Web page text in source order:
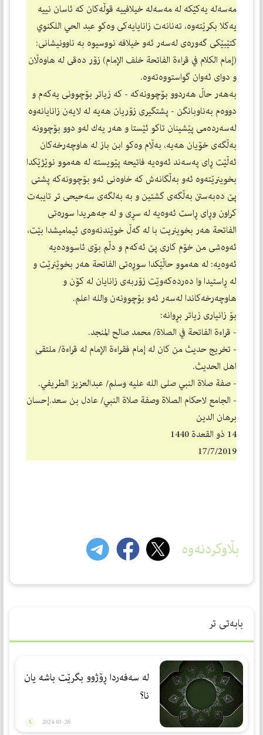
مه‌سه‌له‌ یه‌كێكه‌ له‌ مه‌سه‌له‌ خیلافییه‌ قوڵه‌كان كه‌ ئاسان نییه‌
یه‌كلا بكرێته‌وه‌، ته‌نانه‌ت زانایایه‌كی وه‌كو عبد الحي اللكنوي
كتێبێكی گه‌وره‌ی له‌سه‌ر ئه‌و خیلافه‌ نووسیوه‌ به‌ ناوونیشانی:
(إمام الكلام في قراءة الفاتحة خلف الإمام) زۆر ده‌قی له‌ هاوه‌ڵان
و دوای ئه‌وان گواستووه‌ته‌وه‌.
به‌هه‌ر حاڵ هه‌ردوو بۆچوونه‌كه‌ - كه‌ زیاتر بۆچوونی یه‌كه‌م و
دووه‌م به‌ناوبانگن - پشتگیری زۆریان هه‌یه‌ له‌ لایه‌ن زانایانه‌وه‌
له‌سه‌رده‌می پێشینان تاكو ئێستا و هه‌ر یه‌ك له‌و دوو بۆچوونه‌
به‌ڵگه‌ی خۆیان هه‌یه‌، به‌ڵام وه‌كو ابن باز له‌ هاوچه‌رخه‌كان
ئه‌ڵێت ڕای په‌سه‌ند ئه‌وه‌یه‌ فاتیحه‌ پێویسته‌ له‌ هه‌موو نوێژێكدا
بخوینرێته‌وه‌ ئه‌و به‌ڵگانه‌ش كه‌ خاوه‌نی ئه‌و بۆچوونه‌كه‌ پشتی
پێ ده‌به‌ستن به‌ڵگه‌ی گشتین و به‌ به‌لگه‌ی سه‌حیحی تر تایبه‌ت
كراون وڕای ڕاست ئه‌وه‌یه‌ له‌ سڕی و له‌ جه‌هریدا سوره‌تی
الفاتحة هه‌ر بخوینریت با له‌ گه‌ڵ خوێندنه‌وه‌ی ئیمامیشدا بێت،
ئه‌وه‌شی من خۆم كاری پێ ئه‌كه‌م و دڵم بۆی ئاسووده‌یه‌
ئه‌وه‌یه‌: له‌ هه‌موو حاڵێكدا سوڕه‌تی الفاتحة هه‌ر بخوێنرێت و
له‌ ڕاستیدا وا ده‌رده‌كه‌وێت زۆربه‌ی زانایان له‌ كۆن و
هاوچه‌رخه‌كاندا له‌سه‌ر ئه‌و بۆچوونه‌ن والله اعلم.
بۆ زانیاری زیاتر بڕوانه‌:
- قراءة الفاتحة في الصلاة/ محمد صالح المنجد.
- تخريج حديث من كان له إمام فقراءة الإمام له قراءة/ ملتقی
اهل الحدیث.
- صفة صلاة النبي صلی الله علیه وسلم/ عبدالعزیز الطریفي.
- الجامع لاحكام الصلاة وصفة صلاة النبي/ عادل بن سعد.إحسان
برهان الدین
14 ذو القعدة 1440
17/7/2019
بڵاوکردنەوە
بابەتی تر
لە سەفەردا ڕۆژوو بگرێت باشە یان
نا؟
2024-03-26